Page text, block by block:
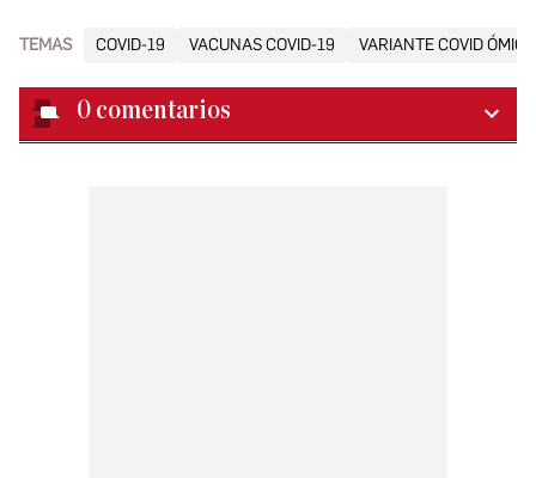
TEMAS COVID-19 VACUNAS COVID-19 VARIANTE COVID
0 comentarios